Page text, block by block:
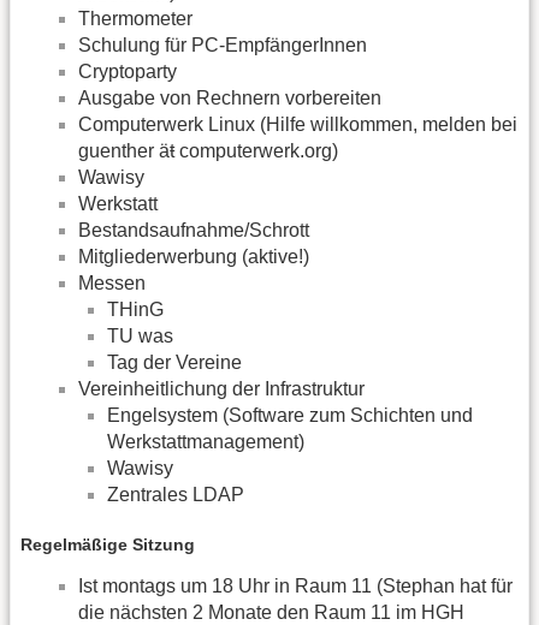
Thermometer
Schulung für PC-EmpfängerInnen
Cryptoparty
Ausgabe von Rechnern vorbereiten
Computerwerk Linux (Hilfe willkommen, melden bei
guenther äŧ computerwerk.org)
Wawisy
Werkstatt
Bestandsaufnahme/Schrott
Mitgliederwerbung (aktive!)
Messen
THinG
TU was
Tag der Vereine
Vereinheitlichung der Infrastruktur
Engelsystem (Software zum Schichten und
Werkstattmanagement)
Wawisy
Zentrales LDAP
Regelmäßige Sitzung
Ist montags um 18 Uhr in Raum 11 (Stephan hat für
die nächsten 2 Monate den Raum 11 im HGH